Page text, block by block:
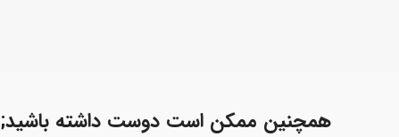
همچنین ممکن است دوست داشته باشید;